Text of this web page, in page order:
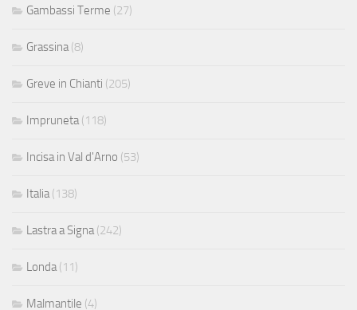
Gambassi Terme (27)
Grassina(8)
Greve in Chianti (205)
Impruneta(118)
Incisa in Val d'Arno (53)
Italia(138)
Lastra a Signa(242)
Londa(11)
Malmantile (4)